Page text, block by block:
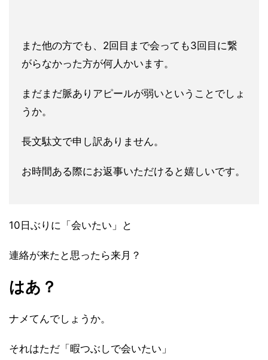
また他の方でも、2回目まで会っても3回目に繋
がらなかった方が何人かいます。
まだまだ脈ありアピールが弱いということでしょ
うか。
長文駄文で申し訳ありません。
お時間ある際にお返事いただけると嬉しいです。
10日ぶりに「会いたい」と
連絡が来たと思ったら来月？
はあ？
ナメてんでしょうか。
それはただ「暇つぶしで会いたい」